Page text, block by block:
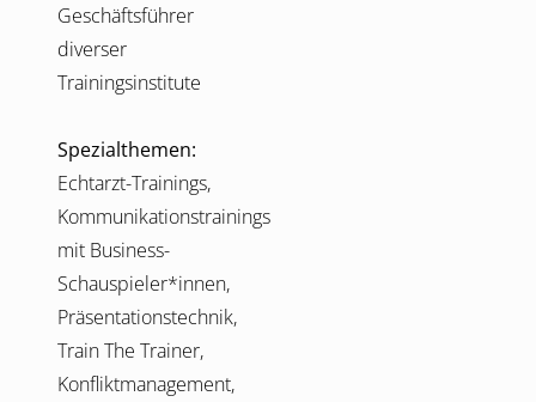
Geschäftsführer
diverser
Trainingsinstitute
Spezialthemen:
Echtarzt-Trainings,
Kommunikationstrainings
mit Business-
Schauspieler*innen,
Präsentationstechnik,
Train The Trainer,
Konfliktmanagement,